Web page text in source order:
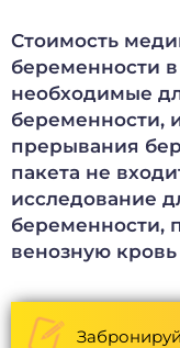
Стоимость
беременности в
необходимые
беременности,
прерывания
пакета не
исследование
беременности,
венозную